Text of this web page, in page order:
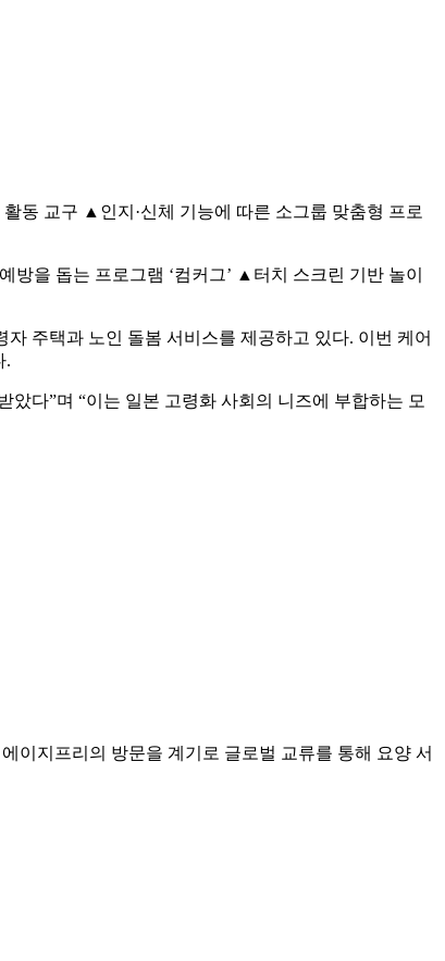
동 교구 ▲인지·신체 기능에 따른 소그룹 맞춤형 프로
을 돕는 프로그램 ‘컴커그’ ▲터치 스크린 기반 놀이
주택과 노인 돌봄 서비스를 제공하고 있다. 이번 케어
.
다”며 “이는 일본 고령화 사회의 니즈에 부합하는 모
이지프리의 방문을 계기로 글로벌 교류를 통해 요양 서